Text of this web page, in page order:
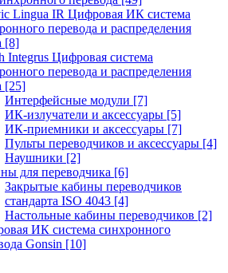
Lingua IR Цифровая ИК система
перевода и распределения
[8]
Integrus Цифровая система
перевода и распределения
[25]
Интерфейсные модули [7]
ИК-излучатели и аксессуары [5]
ИК-приемники и аксессуары [7]
Пульты переводчиков и аксессуары [4]
Наушники [2]
для переводчика [6]
Закрытые кабины переводчиков
стандарта ISO 4043 [4]
Настольные кабины переводчиков [2]
ИК система синхронного
Gonsin [10]